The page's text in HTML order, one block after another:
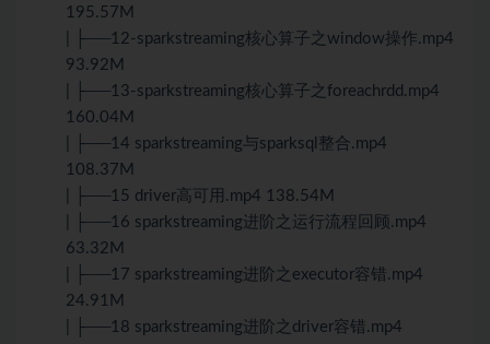
195.57M
| ├──12-sparkstreaming核心算子之window操作.mp4
93.92M
| ├──13-sparkstreaming核心算子之foreachrdd.mp4
160.04M
| ├──14 sparkstreaming与sparksql整合.mp4
108.37M
| ├──15 driver高可用.mp4 138.54M
| ├──16 sparkstreaming进阶之运行流程回顾.mp4
63.32M
| ├──17 sparkstreaming进阶之executor容错.mp4
24.91M
| ├──18 sparkstreaming进阶之driver容错.mp4